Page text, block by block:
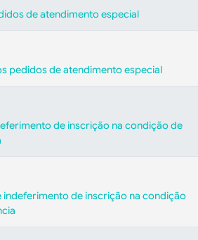
de atendimento especial
pedidos de atendimento especial
de inscrição na condição de
indeferimento de inscrição na condição